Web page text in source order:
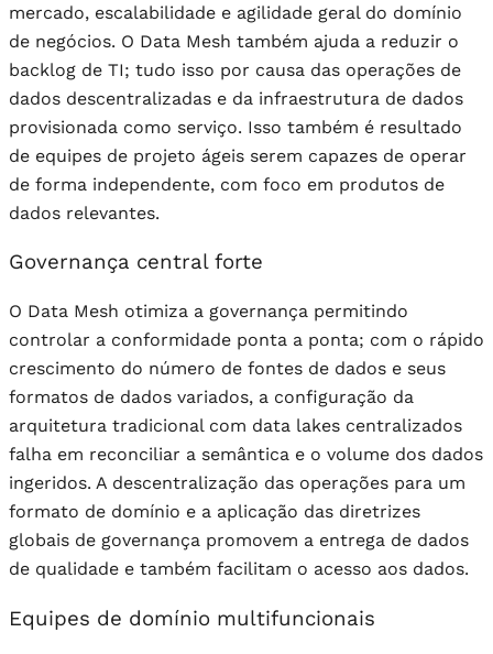
mercado, escalabilidade e agilidade geral do domínio
de negócios. O Data Mesh também ajuda a reduzir o
backlog de TI; tudo isso por causa das operações de
dados descentralizadas e da infraestrutura de dados
provisionada como serviço. Isso também é resultado
de equipes de projeto ágeis serem capazes de operar
de forma independente, com foco em produtos de
dados relevantes.
Governança central forte
O Data Mesh otimiza a governança permitindo
controlar a conformidade ponta a ponta; com o rápido
crescimento do número de fontes de dados e seus
formatos de dados variados, a configuração da
arquitetura tradicional com data lakes centralizados
falha em reconciliar a semântica e o volume dos dados
ingeridos. A descentralização das operações para um
formato de domínio e a aplicação das diretrizes
globais de governança promovem a entrega de dados
de qualidade e também facilitam o acesso aos dados.
Equipes de domínio multifuncionais